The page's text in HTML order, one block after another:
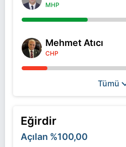
MHP
Mehmet Atıcı
CHP
Tümü
Eğirdir
Açılan %100,00